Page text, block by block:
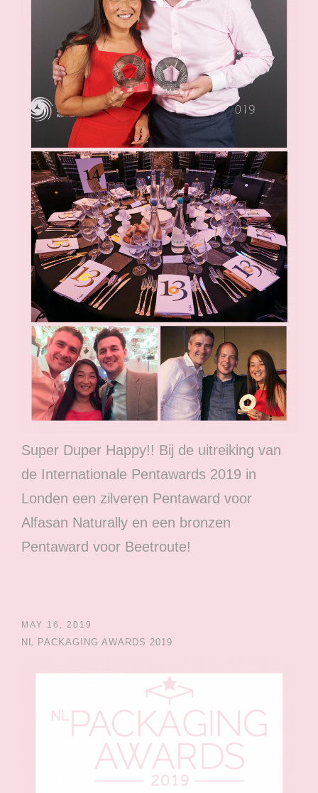
Super Duper Happy!! Bij de uitreiking van
de Internationale Pentawards 2019 in
Londen een zilveren Pentaward voor
Alfasan Naturally en een bronzen
Pentaward voor Beetroute!
MAY 16, 2019
NL PACKAGING AWARDS 2019